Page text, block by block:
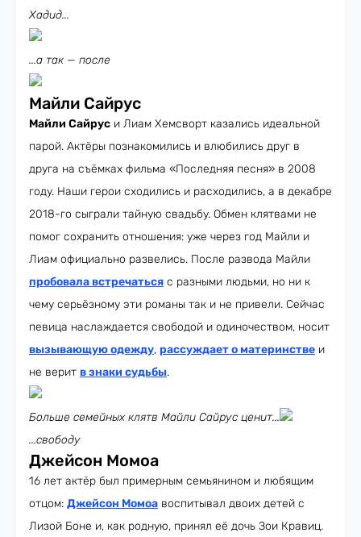
Хадид...
...а так — после
Майли Сайрус
Майли Сайрус и Лиам Хемсворт казались идеальной
парой. Актёры познакомились и влюбились друг в
друга на съёмках фильма «Последняя песня» в 2008
году. Наши герои сходились и расходились, а в декабре
2018-го сыграли тайную свадьбу. Обмен клятвами не
помог сохранить отношения: уже через год Майли и
Лиам официально развелись. После развода Майли
пробовала встречаться с разными людьми, но ни к
чему серьёзному эти романы так и не привели. Сейчас
певица наслаждается свободой и одиночеством, носит
вызывающую одежду, рассуждает о материнстве и
не верит в знаки судьбы.
Больше семейных клятв Майли Сайрус ценит...
...свободу
Джейсон Момоа
16 лет актёр был примерным семьянином и любящим
отцом: Джейсон Момоа воспитывал двоих детей с
Лизой Боне и, как родную, принял её дочь Зои Кравиц.